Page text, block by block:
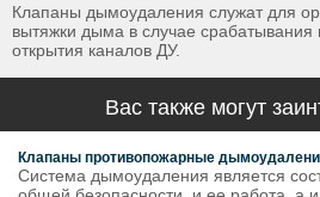
Клапаны дымоудаления служат для
вытяжки дыма в случае срабатывания
открытия каналов ДУ.
Вас также могут
Клапаны противопожарные
Система дымоудаления является